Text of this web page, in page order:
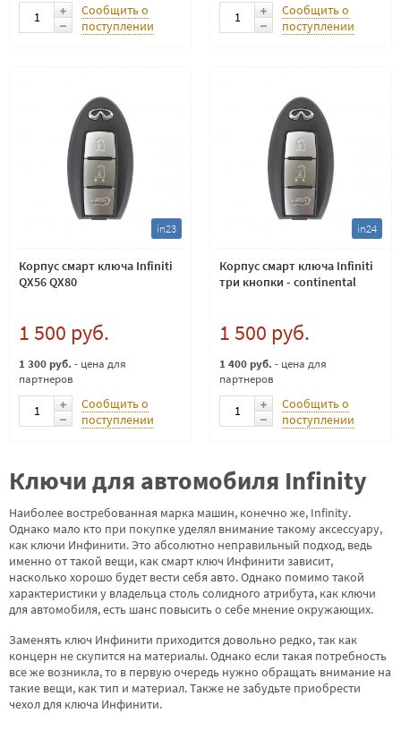
Сообщить о
поступлении
Сообщить о
поступлении
in23
Корпус смарт ключа Infiniti
QX56 QX80
1 500 руб.
1 300 руб. - цена для
партнеров
Сообщить о
поступлении
in24
Корпус смарт ключа Infiniti
три кнопки - continental
1 500 руб.
1 400 руб. - цена для
партнеров
Сообщить о
поступлении
Ключи для автомобиля Infinity
Наиболее востребованная марка машин, конечно же, Infinity.
Однако мало кто при покупке уделял внимание такому аксессуару,
как ключи Инфинити. Это абсолютно неправильный подход, ведь
именно от такой вещи, как смарт ключ Инфинити зависит,
насколько хорошо будет вести себя авто. Однако помимо такой
характеристики у владельца столь солидного атрибута, как ключи
для автомобиля, есть шанс повысить о себе мнение окружающих.
Заменять ключ Инфинити приходится довольно редко, так как
концерн не скупится на материалы. Однако если такая потребность
все же возникла, то в первую очередь нужно обращать внимание на
такие вещи, как тип и материал. Также не забудьте приобрести
чехол для ключа Инфинити.